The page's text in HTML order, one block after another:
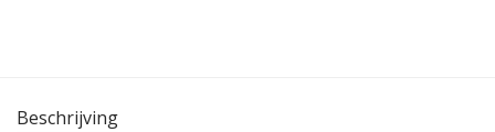
Beschrijving